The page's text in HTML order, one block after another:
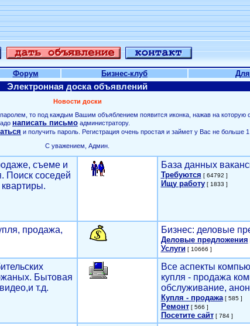
Форум Бизнес-клуб
Электронная доска объявлений
Новости доски
то под каждым Вашим объяблением появится иконка, нажав на которую
написать письмо администратору.
и получить пароль. Регистрация очень простая и займет у Вас не больше
С уважением, Админ.
съеме и
Поиск соседей
База данных
Требуются [ 64792 ]
Ищу работу[ 1833 ]
продажа,
Бизнес: деловые
Деловые предложения
Услуги[ 10666 ]
Бытовая
т.д.
Все аспекты
купля - продажа
обслуживание,
Купля - продажа[ 585 ]
Ремонт[ 566 ]
Посетите сайт[ 784 ]